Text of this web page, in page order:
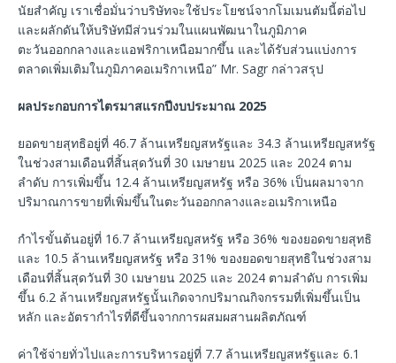
นัยสำคัญ เราเชื่อมั่นว่าบริษัทจะใช้ประโยชน์จากโมเมนตัมนี้ต่อไป
และผลักดันให้บริษัทมีส่วนร่วมในแผนพัฒนาในภูมิภาค
ตะวันออกกลางและแอฟริกาเหนือมากขึ้น และได้รับส่วนแบ่งการ
ตลาดเพิ่มเติมในภูมิภาคอเมริกาเหนือ” Mr. Sagr กล่าวสรุป
ผลประกอบการไตรมาสแรกปีงบประมาณ 2025
ยอดขายสุทธิอยู่ที่ 46.7 ล้านเหรียญสหรัฐและ 34.3 ล้านเหรียญสหรัฐ
ในช่วงสามเดือนที่สิ้นสุดวันที่ 30 เมษายน 2025 และ 2024 ตาม
ลำดับ การเพิ่มขึ้น 12.4 ล้านเหรียญสหรัฐ หรือ 36% เป็นผลมาจาก
ปริมาณการขายที่เพิ่มขึ้นในตะวันออกกลางและอเมริกาเหนือ
กำไรขั้นต้นอยู่ที่ 16.7 ล้านเหรียญสหรัฐ หรือ 36% ของยอดขายสุทธิ
และ 10.5 ล้านเหรียญสหรัฐ หรือ 31% ของยอดขายสุทธิในช่วงสาม
เดือนที่สิ้นสุดวันที่ 30 เมษายน 2025 และ 2024 ตามลำดับ การเพิ่ม
ขึ้น 6.2 ล้านเหรียญสหรัฐนั้นเกิดจากปริมาณกิจกรรมที่เพิ่มขึ้นเป็น
หลัก และอัตรากำไรที่ดีขึ้นจากการผสมผสานผลิตภัณฑ์
ค่าใช้จ่ายทั่วไปและการบริหารอยู่ที่ 7.7 ล้านเหรียญสหรัฐและ 6.1